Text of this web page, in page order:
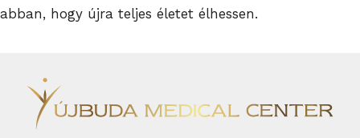
abban, hogy újra teljes életet élhessen.